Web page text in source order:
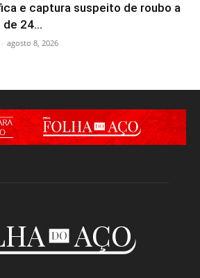
e captura suspeito de roubo a
24...
- agosto 8, 2026